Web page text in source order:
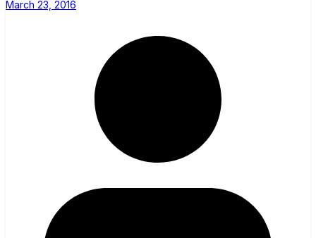
March 23, 2016